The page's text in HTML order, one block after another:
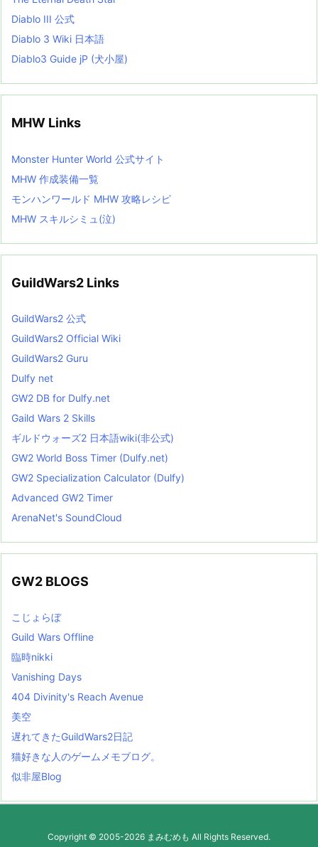
Diablo III 公式
Diablo 3 Wiki 日本語
Diablo3 Guide jP (犬小屋)
MHW Links
Monster Hunter World 公式サイト
MHW 作成装備一覧
モンハンワールド MHW 攻略レシピ
MHW スキルシミュ(泣)
GuildWars2 Links
GuildWars2 公式
GuildWars2 Official Wiki
GuildWars2 Guru
Dulfy net
GW2 DB for Dulfy.net
Gaild Wars 2 Skills
ギルドウォーズ2 日本語wiki(非公式)
GW2 World Boss Timer (Dulfy.net)
GW2 Specialization Calculator (Dulfy)
Advanced GW2 Timer
ArenaNet's SoundCloud
GW2 BLOGS
こじょらぼ
Guild Wars Offline
臨時nikki
Vanishing Days
404 Divinity's Reach Avenue
美空
遅れてきたGuildWars2日記
猫好きな人のゲームメモブログ。
似非屋Blog
Copyright © 2005-2026 まみむめも All Rights Reserved.